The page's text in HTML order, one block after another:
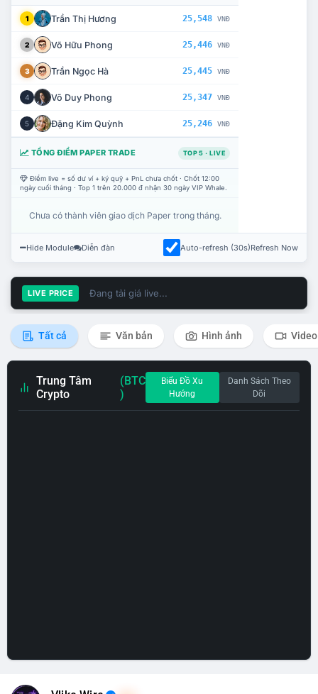
1 Trần Thị Hương 25,548 VNĐ
2 Võ Hữu Phong 25,446 VNĐ
3 Trần Ngọc Hà 25,445 VNĐ
4 Võ Duy Phong 25,347 VNĐ
5 Đặng Kim Quỳnh 25,246 VNĐ
TỔNG ĐIỂM PAPER TRADE TOP 5 · LIVE
Điểm live = số dư ví + ký quỹ + PnL chưa chốt · Chốt 12:00
ngày cuối tháng · Top 1 trên 20.000 đ nhận 30 ngày VIP Whale.
Chưa có thành viên giao dịch Paper trong tháng.
Hide Module Diễn đàn Auto-refresh (30s)Refresh Now
LIVE PRICE Đang tải giá live...
Tất cả Văn bản Hình ảnh Video
Trung Tâm
Crypto
(BTC
)
Biểu Đồ Xu
Hướng
Danh Sách Theo
Dõi